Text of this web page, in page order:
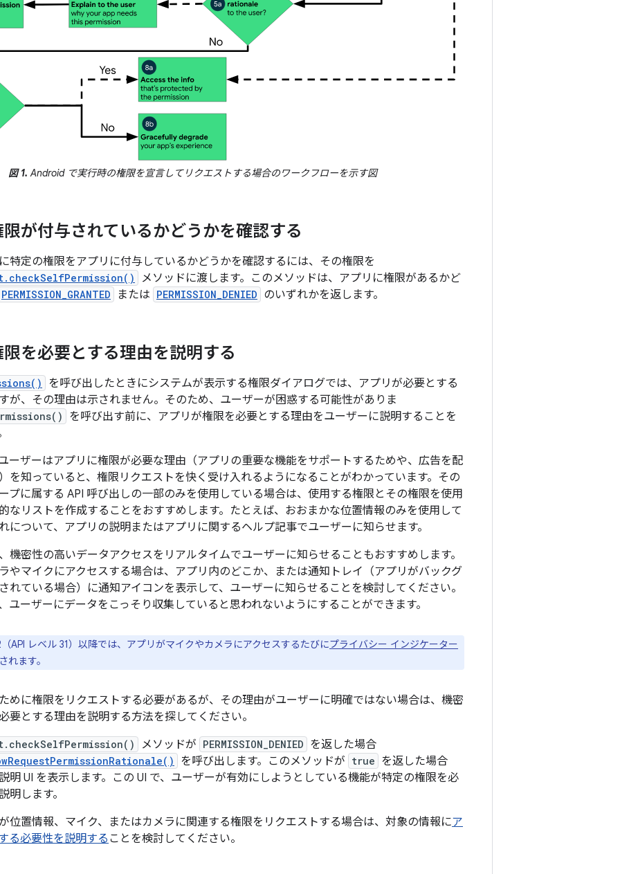
図 1. Android で実行時の権限を宣言してリクエストする場合のワークフローを示す図
が付与されているかどうかを確認する
特定の権限をアプリに付与しているかどうかを確認するには、その権限を
メソッドに渡します。このメソッドは、アプリに権限があるかど
PERMISSION_GRANTED または PERMISSION_DENIED のいずれかを返します。
を必要とする理由を説明する
を呼び出したときにシステムが表示する権限ダイアログでは、アプリが必要とする
が、その理由は示されません。そのため、ユーザーが困惑する可能性がありま
を呼び出す前に、アプリが権限を必要とする理由をユーザーに説明することを
ーザーはアプリに権限が必要な理由（アプリの重要な機能をサポートするためや、広告を配
を知っていると、権限リクエストを快く受け入れるようになることがわかっています。その
プに属する API 呼び出しの一部のみを使用している場合は、使用する権限とその権限を使用
なリストを作成することをおすすめします。たとえば、おおまかな位置情報のみを使用して
について、アプリの説明またはアプリに関するヘルプ記事でユーザーに知らせます。
機密性の高いデータアクセスをリアルタイムでユーザーに知らせることもおすすめします。
やマイクにアクセスする場合は、アプリ内のどこか、または通知トレイ（アプリがバックグ
れている場合）に通知アイコンを表示して、ユーザーに知らせることを検討してください。
ユーザーにデータをこっそり収集していると思われないようにすることができます。
API レベル 31）以降では、アプリがマイクやカメラにアクセスするたびにプライバシー インジケーター
れます。
めに権限をリクエストする必要があるが、その理由がユーザーに明確ではない場合は、機密
要とする理由を説明する方法を探してください。
メソッドが PERMISSION_DENIED を返した場合
を呼び出します。このメソッドが true を返した場合
明 UI を表示します。この UI で、ユーザーが有効にしようとしている機能が特定の権限を必
明します。
位置情報、マイク、またはカメラに関連する権限をリクエストする場合は、対象の情報にア
る必要性を説明する ことを検討してください。